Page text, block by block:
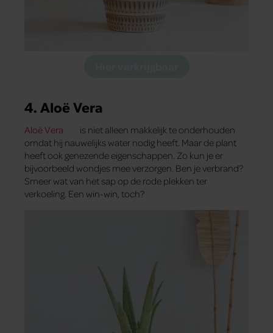
4. Aloë Vera
Aloë Vera
is niet alleen makkelijk te onderhouden
omdat hij nauwelijks water nodig heeft. Maar de plant
heeft ook genezende eigenschappen. Zo kun je er
bijvoorbeeld wondjes mee verzorgen. Ben je verbrand?
Smeer wat van het sap op de rode plekken ter
verkoeling. Een win-win, toch?